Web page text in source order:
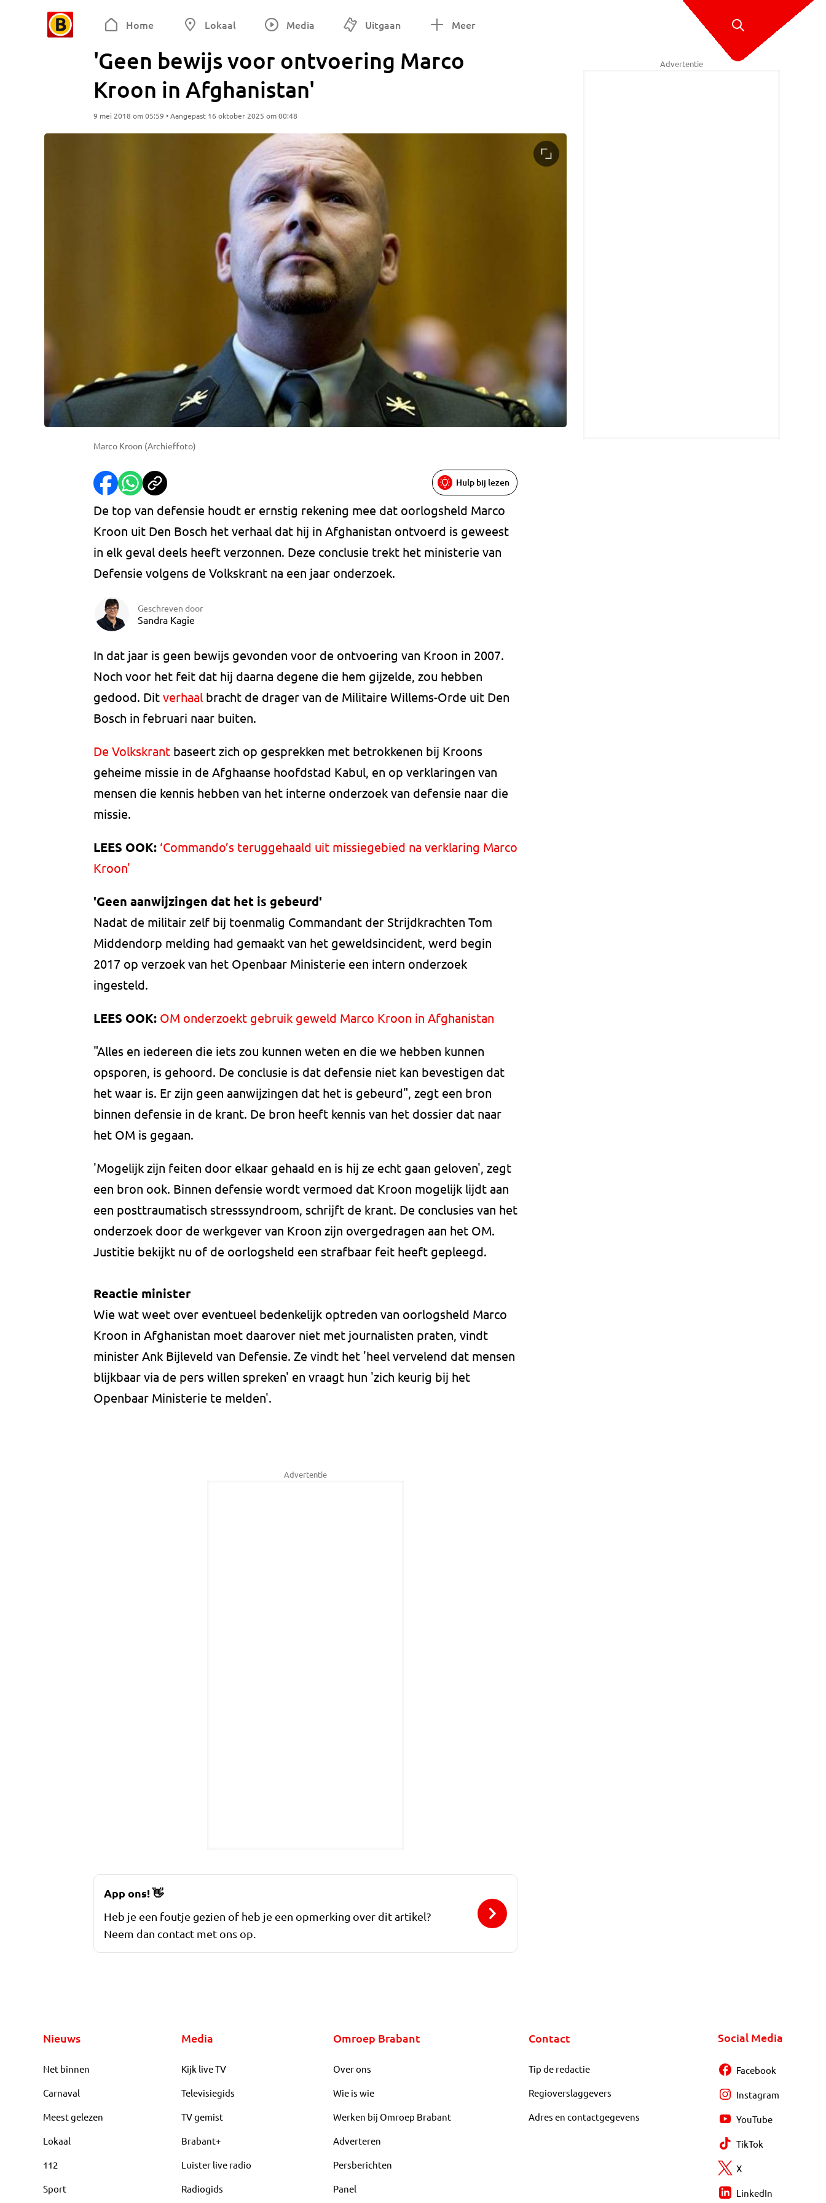
Home Lokaal Media Uitgaan Meer
'Geen bewijs voor ontvoering Marco
Kroon in Afghanistan'
9 mei 2018 om 05:59 • Aangepast 16 oktober 2025 om 00:48
Marco Kroon (Archieffoto)
Hulp bij lezen
De top van defensie houdt er ernstig rekening mee dat oorlogsheld Marco
Kroon uit Den Bosch het verhaal dat hij in Afghanistan ontvoerd is geweest
in elk geval deels heeft verzonnen. Deze conclusie trekt het ministerie van
Defensie volgens de Volkskrant na een jaar onderzoek.
Geschreven door
Sandra Kagie
In dat jaar is geen bewijs gevonden voor de ontvoering van Kroon in 2007.
Noch voor het feit dat hij daarna degene die hem gijzelde, zou hebben
gedood. Dit verhaal bracht de drager van de Militaire Willems-Orde uit Den
Bosch in februari naar buiten.
De Volkskrant baseert zich op gesprekken met betrokkenen bij Kroons
geheime missie in de Afghaanse hoofdstad Kabul, en op verklaringen van
mensen die kennis hebben van het interne onderzoek van defensie naar die
missie.
LEES OOK: ‘Commando’s teruggehaald uit missiegebied na verklaring Marco
Kroon'
'Geen aanwijzingen dat het is gebeurd'
Nadat de militair zelf bij toenmalig Commandant der Strijdkrachten Tom
Middendorp melding had gemaakt van het geweldsincident, werd begin
2017 op verzoek van het Openbaar Ministerie een intern onderzoek
ingesteld.
LEES OOK: OM onderzoekt gebruik geweld Marco Kroon in Afghanistan
"Alles en iedereen die iets zou kunnen weten en die we hebben kunnen
opsporen, is gehoord. De conclusie is dat defensie niet kan bevestigen dat
het waar is. Er zijn geen aanwijzingen dat het is gebeurd", zegt een bron
binnen defensie in de krant. De bron heeft kennis van het dossier dat naar
het OM is gegaan.
'Mogelijk zijn feiten door elkaar gehaald en is hij ze echt gaan geloven', zegt
een bron ook. Binnen defensie wordt vermoed dat Kroon mogelijk lijdt aan
een posttraumatisch stresssyndroom, schrijft de krant. De conclusies van het
onderzoek door de werkgever van Kroon zijn overgedragen aan het OM.
Justitie bekijkt nu of de oorlogsheld een strafbaar feit heeft gepleegd.
Reactie minister
Wie wat weet over eventueel bedenkelijk optreden van oorlogsheld Marco
Kroon in Afghanistan moet daarover niet met journalisten praten, vindt
minister Ank Bijleveld van Defensie. Ze vindt het 'heel vervelend dat mensen
blijkbaar via de pers willen spreken' en vraagt hun 'zich keurig bij het
Openbaar Ministerie te melden'.
Advertentie
Advertentie
App ons!👋
Heb je een foutje gezien of heb je een opmerking over dit artikel?
Neem dan contact met ons op.
Nieuws
Net binnen
Carnaval
Meest gelezen
Lokaal
112
Sport
Media
Kijk live TV
Televisiegids
TV gemist
Brabant+
Luister live radio
Radiogids
Omroep Brabant
Over ons
Wie is wie
Werken bij Omroep Brabant
Adverteren
Persberichten
Panel
Contact
Tip de redactie
Regioverslaggevers
Adres en contactgegevens
Social Media
Facebook
Instagram
YouTube
TikTok
X
LinkedIn